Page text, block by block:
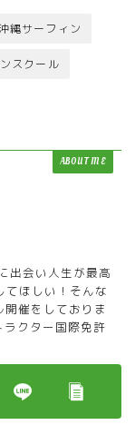
縄サーフィン
スクール
ABOUT ME
出会い人生が最高
てほしい！そんな
催をしておりま
クター国際免許